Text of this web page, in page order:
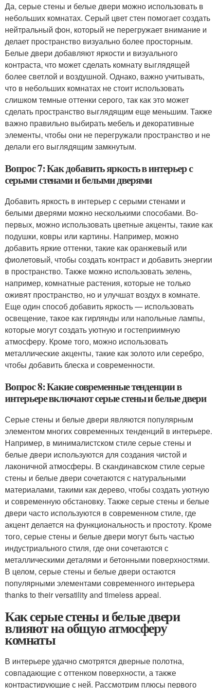
Да, серые стены и белые двери можно использовать в
небольших комнатах. Серый цвет стен помогает создать
нейтральный фон, который не перегружает внимание и
делает пространство визуально более просторным.
Белые двери добавляют яркости и визуального
контраста, что может сделать комнату выглядящей
более светлой и воздушной. Однако, важно учитывать,
что в небольших комнатах не стоит использовать
слишком темные оттенки серого, так как это может
сделать пространство выглядящим еще меньшим. Также
важно правильно выбирать мебель и декоративные
элементы, чтобы они не перегружали пространство и не
делали его выглядящим замкнутым.
Вопрос 7: Как добавить яркость в интерьер с
серыми стенами и белыми дверями
Добавить яркость в интерьер с серыми стенами и
белыми дверями можно несколькими способами. Во-
первых, можно использовать цветные акценты, такие как
подушки, ковры или картины. Например, можно
добавить яркие оттенки, такие как оранжевый или
фиолетовый, чтобы создать контраст и добавить энергии
в пространство. Также можно использовать зелень,
например, комнатные растения, которые не только
оживят пространство, но и улучшат воздух в комнате.
Еще один способ добавить яркость — использовать
освещение, такое как гирлянды или напольные лампы,
которые могут создать уютную и гостеприимную
атмосферу. Кроме того, можно использовать
металлические акценты, такие как золото или серебро,
чтобы добавить блеска и современности.
Вопрос 8: Какие современные тенденции в
интерьере включают серые стены и белые двери
Серые стены и белые двери являются популярным
элементом многих современных тенденций в интерьере.
Например, в минималистском стиле серые стены и
белые двери используются для создания чистой и
лаконичной атмосферы. В скандинавском стиле серые
стены и белые двери сочетаются с натуральными
материалами, такими как дерево, чтобы создать уютную
и современную обстановку. Также серые стены и белые
двери часто используются в современном стиле, где
акцент делается на функциональность и простоту. Кроме
того, серые стены и белые двери могут быть частью
индустриального стиля, где они сочетаются с
металлическими деталями и бетонными поверхностями.
В целом, серые стены и белые двери остаются
популярными элементами современного интерьера
thanks to their versatility and timeless appeal.
Как серые стены и белые двери
влияют на общую атмосферу
комнаты
В интерьере удачно смотрятся дверные полотна,
совпадающие с оттенком поверхности, а также
контрастирующие с ней. Рассмотрим плюсы первого